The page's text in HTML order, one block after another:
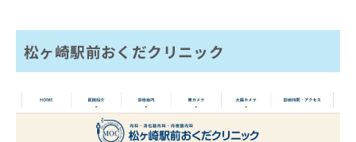
松ヶ崎駅前おくだクリニック